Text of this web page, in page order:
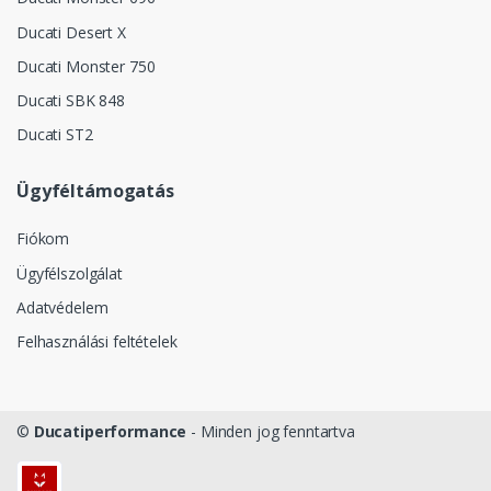
Ducati Desert X
Ducati Monster 750
Ducati SBK 848
Ducati ST2
Ügyféltámogatás
Fiókom
Ügyfélszolgálat
Adatvédelem
Felhasználási feltételek
© Ducatiperformance - Minden jog fenntartva